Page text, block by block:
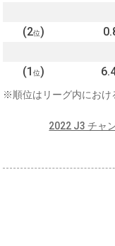
(2位)
(1位)
※順位はリーグ内におけ
2022 J3 チャ